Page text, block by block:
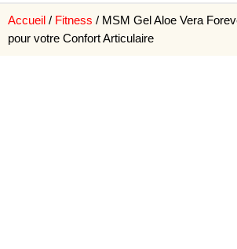
Accueil / Fitness / MSM Gel Aloe Vera
pour votre Confort Articulaire